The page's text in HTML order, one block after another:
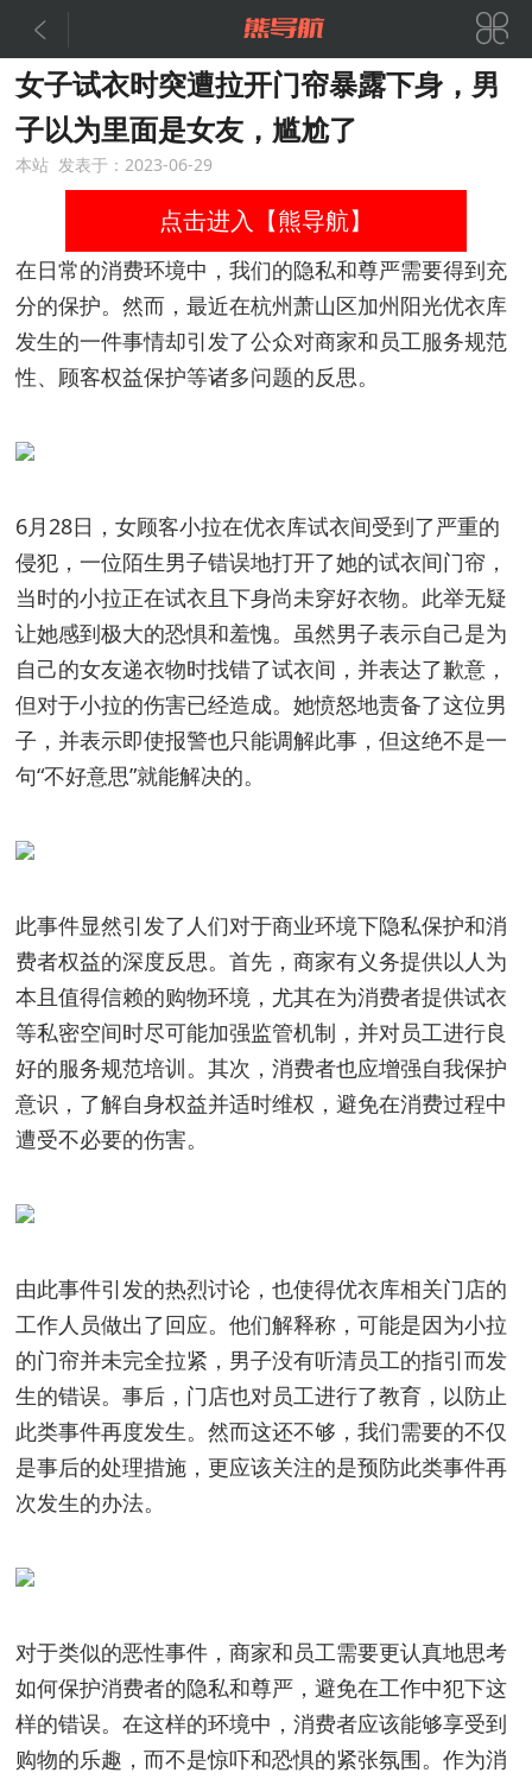
 
女子试衣时突遭拉开门帘暴露下身，男
子以为里面是女友，尴尬了
本站 发表于：2023-06-29
点击进入【熊导航】
在日常的消费环境中，我们的隐私和尊严需要得到充
分的保护。然而，最近在杭州萧山区加州阳光优衣库
发生的一件事情却引发了公众对商家和员工服务规范
性、顾客权益保护等诸多问题的反思。
6月28日，女顾客小拉在优衣库试衣间受到了严重的
侵犯，一位陌生男子错误地打开了她的试衣间门帘，
当时的小拉正在试衣且下身尚未穿好衣物。此举无疑
让她感到极大的恐惧和羞愧。虽然男子表示自己是为
自己的女友递衣物时找错了试衣间，并表达了歉意，
但对于小拉的伤害已经造成。她愤怒地责备了这位男
子，并表示即使报警也只能调解此事，但这绝不是一
句“不好意思”就能解决的。
此事件显然引发了人们对于商业环境下隐私保护和消
费者权益的深度反思。首先，商家有义务提供以人为
本且值得信赖的购物环境，尤其在为消费者提供试衣
等私密空间时尽可能加强监管机制，并对员工进行良
好的服务规范培训。其次，消费者也应增强自我保护
意识，了解自身权益并适时维权，避免在消费过程中
遭受不必要的伤害。
由此事件引发的热烈讨论，也使得优衣库相关门店的
工作人员做出了回应。他们解释称，可能是因为小拉
的门帘并未完全拉紧，男子没有听清员工的指引而发
生的错误。事后，门店也对员工进行了教育，以防止
此类事件再度发生。然而这还不够，我们需要的不仅
是事后的处理措施，更应该关注的是预防此类事件再
次发生的办法。
对于类似的恶性事件，商家和员工需要更认真地思考
如何保护消费者的隐私和尊严，避免在工作中犯下这
样的错误。在这样的环境中，消费者应该能够享受到
购物的乐趣，而不是惊吓和恐惧的紧张氛围。作为消